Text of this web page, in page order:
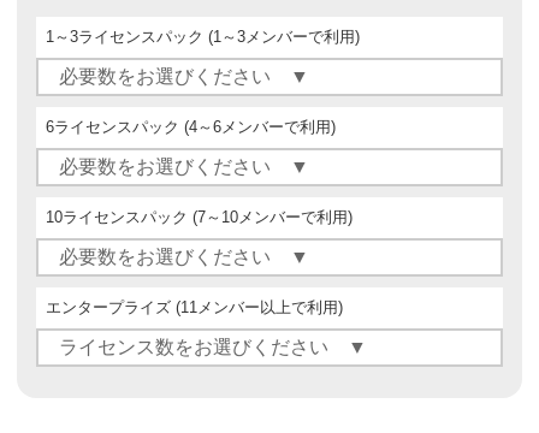
1～3ライセンスパック (1～3メンバーで利用)
6ライセンスパック (4～6メンバーで利用)
10ライセンスパック (7～10メンバーで利用)
エンタープライズ (11メンバー以上で利用)